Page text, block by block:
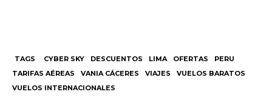
TAGS CYBER SKY DESCUENTOS LIMA OFERTAS
PERU
TARIFAS AÉREAS
VANIA CÁCERES VIAJES
VUELOS BARATOS
VUELOS INTERNACIONALES